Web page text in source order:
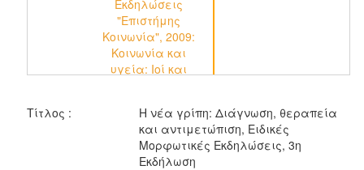
Εκδηλώσεις
"Επιστήμης
Κοινωνία", 2009:
Κοινωνία και
υγεία: Ioί και
(Α' Κύκλος
Ομιλιών)
Τίτλος :
Η νέα γρίπη: Διάγνωση, θεραπεία
και αντιμετώπιση, Ειδικές
Μορφωτικές Εκδηλώσεις, 3η
Εκδήλωση